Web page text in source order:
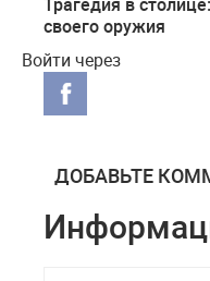
своего оружия
Войти через
ДОБАВЬТЕ